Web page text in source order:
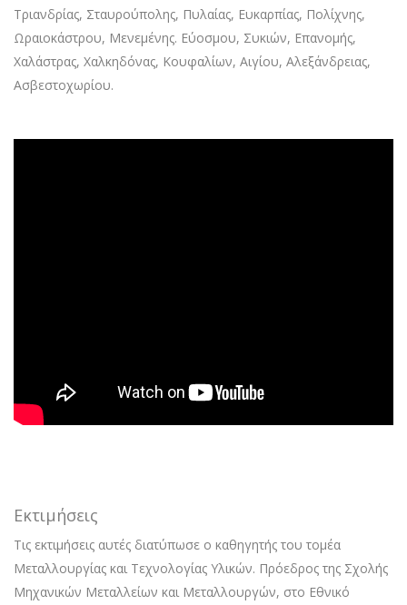
Τριανδρίας, Σταυρούπολης, Πυλαίας, Ευκαρπίας, Πολίχνης,
Ωραιοκάστρου, Μενεμένης. Εύοσμου, Συκιών, Επανομής,
Χαλάστρας, Χαλκηδόνας, Κουφαλίων, Αιγίου, Αλεξάνδρειας,
Ασβεστοχωρίου.
Εκτιμήσεις
Τις εκτιμήσεις αυτές διατύπωσε ο καθηγητής του τομέα
Μεταλλουργίας και Τεχνολογίας Υλικών. Πρόεδρος της Σχολής
Μηχανικών Μεταλλείων και Μεταλλουργών, στο Εθνικό